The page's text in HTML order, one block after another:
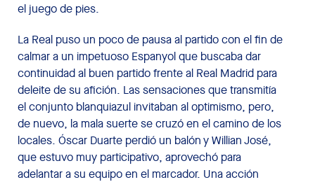
el juego de pies.
La Real puso un poco de pausa al partido con el fin de
calmar a un impetuoso Espanyol que buscaba dar
continuidad al buen partido frente al Real Madrid para
deleite de su afición. Las sensaciones que transmitía
el conjunto blanquiazul invitaban al optimismo, pero,
de nuevo, la mala suerte se cruzó en el camino de los
locales. Óscar Duarte perdió un balón y Willian José,
que estuvo muy participativo, aprovechó para
adelantar a su equipo en el marcador. Una acción